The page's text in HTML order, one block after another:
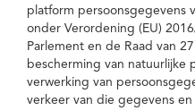
platform persoonsgegevens
onder Verordening (EU)
Parlement en de Raad van
bescherming van natuurlijke
verwerking van
verkeer van die gegevens